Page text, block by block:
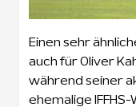
Einen sehr
auch für Oliver
während seiner
ehemalige